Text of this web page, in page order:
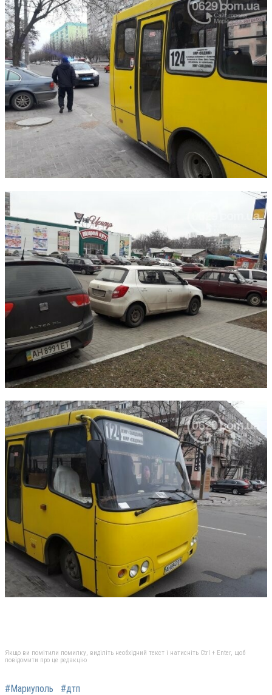
Якщо ви помітили помилку, виділіть необхідний текст і натисніть Ctrl + Enter, щоб
повідомити про це редакцію
#Мариуполь #дтп